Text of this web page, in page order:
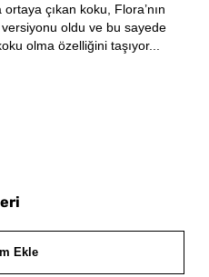
çıkan koku, Flora’nın
oldu ve bu sayede
olma özelliğini taşıyor...
Ekle